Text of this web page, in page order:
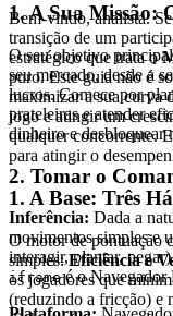
1. A Sua Missão:
O seu objetivo
seu mercado, desde a
lucros. Comece por
prateleiras e atender
dinheiro e desbloquear
2. Tomar o
Inferência: Dada a
movimentos simples e
interagir, plantar,
iframeé o Navegador
Bem-vindo, analista.
transição de um
estratégico que trata o
puro. Este guia não é
maximizar a sua curva
jogo e atingir um
qualquer concorrente.
para atingir o
1. A Base: Três
O motor de pontuação
simples:Eficiência e
os jogadores que
(reduzindo a fricção) e